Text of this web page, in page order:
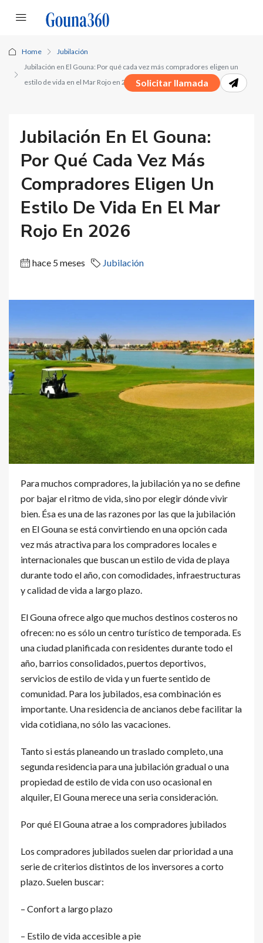
Home
Jubilación
Jubilación en El Gouna: Por qué cada vez más compradores eligen un
estilo de vida en el Mar Rojo en 2026Solicitar llamada
Jubilación En El Gouna:
Por Qué Cada Vez Más
Compradores Eligen Un
Estilo De Vida En El Mar
Rojo En 2026
hace 5 meses Jubilación
Para muchos compradores, la jubilación ya no se define
por bajar el ritmo de vida, sino por elegir dónde vivir
bien. Ésa es una de las razones por las que la jubilación
en El Gouna se está convirtiendo en una opción cada
vez más atractiva para los compradores locales e
internacionales que buscan un estilo de vida de playa
durante todo el año, con comodidades, infraestructuras
y calidad de vida a largo plazo.
El Gouna ofrece algo que muchos destinos costeros no
ofrecen: no es sólo un centro turístico de temporada. Es
una ciudad planificada con residentes durante todo el
año, barrios consolidados, puertos deportivos,
servicios de estilo de vida y un fuerte sentido de
comunidad. Para los jubilados, esa combinación es
importante. Una residencia de ancianos debe facilitar la
vida cotidiana, no sólo las vacaciones.
Tanto si estás planeando un traslado completo, una
segunda residencia para una jubilación gradual o una
propiedad de estilo de vida con uso ocasional en
alquiler, El Gouna merece una seria consideración.
Por qué El Gouna atrae a los compradores jubilados
Los compradores jubilados suelen dar prioridad a una
serie de criterios distintos de los inversores a corto
plazo. Suelen buscar:
– Confort a largo plazo
– Estilo de vida accesible a pie